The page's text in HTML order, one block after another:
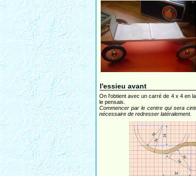
l'essieu avant
On l'obtient avec un carré de 4 x 4 en
le pensais.
Commencer par le centre qui sera
nécessaire de redresser latéralement.